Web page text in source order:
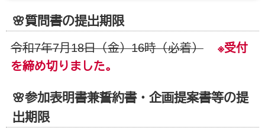
🌸質問書の提出期限
令和7年7月18日（金）16時（必着）
※受付
を締め切りました。
🌸参加表明書兼誓約書・企画提案書等の提
出期限